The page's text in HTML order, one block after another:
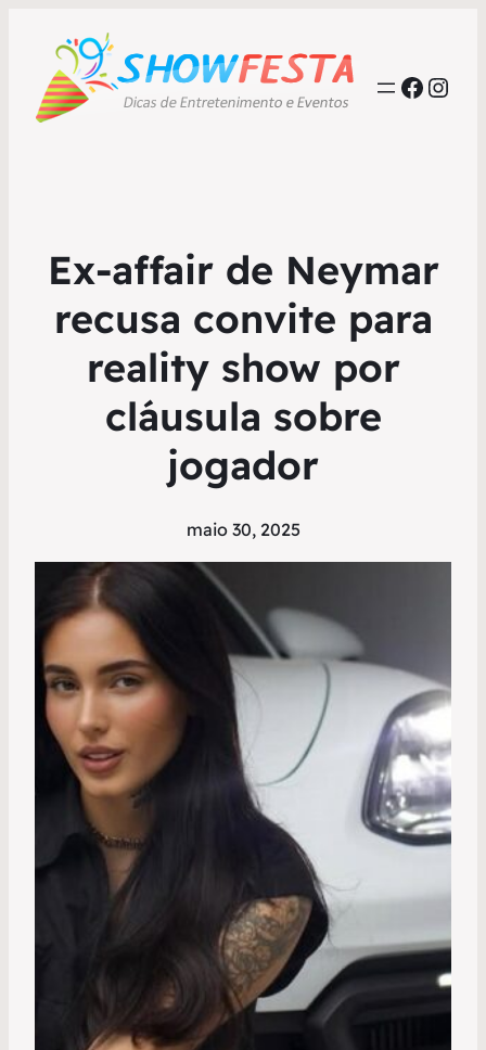
Ex-affair de Neymar
recusa convite para
reality show por
cláusula sobre
jogador
maio 30, 2025